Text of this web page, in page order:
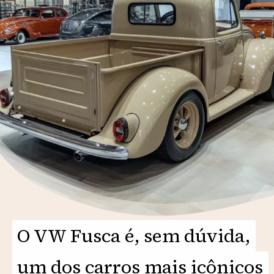
O VW Fusca é, sem dúvida,
um dos carros mais icônicos
O VW Fusca é, sem dúvida,
um dos carros mais icônicos